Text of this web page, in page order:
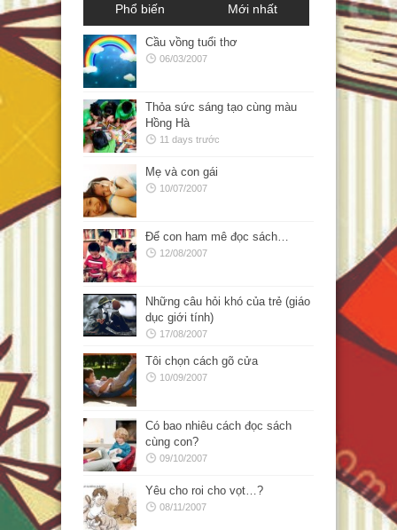
Phổ biến Mới nhất
Cầu vồng tuổi thơ
06/03/2007
Thỏa sức sáng tạo cùng màu
Hồng Hà
11 days trước
Mẹ và con gái
10/07/2007
Để con ham mê đọc sách…
12/08/2007
Những câu hỏi khó của trẻ (giáo
dục giới tính)
17/08/2007
Tôi chọn cách gõ cửa
10/09/2007
Có bao nhiêu cách đọc sách
cùng con?
09/10/2007
Yêu cho roi cho vọt…?
08/11/2007